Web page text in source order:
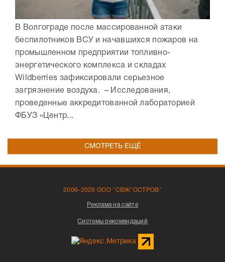
В Волгограде после массированной атаки
беспилотников ВСУ и начавшихся пожаров на
промышленном предприятии топливно-
энергетического комплекса и складах
Wildberries зафиксировали серьезное
загрязнение воздуха. – Исследования,
проведенные аккредитованной лабораторией
ФБУЗ «Центр...
СМОТРЕТЬ ЕЩЁ
2006-2026 ООО "СВЖ"ОСТРОВ"
Реклама на сайте
Системы рекомендаций